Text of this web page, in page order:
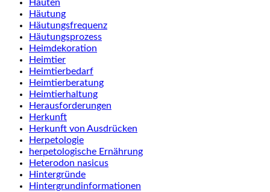
Häuten
Häutung
Häutungsfrequenz
Häutungsprozess
Heimdekoration
Heimtier
Heimtierbedarf
Heimtierberatung
Heimtierhaltung
Herausforderungen
Herkunft
Herkunft von Ausdrücken
Herpetologie
herpetologische Ernährung
Heterodon nasicus
Hintergründe
Hintergrundinformationen